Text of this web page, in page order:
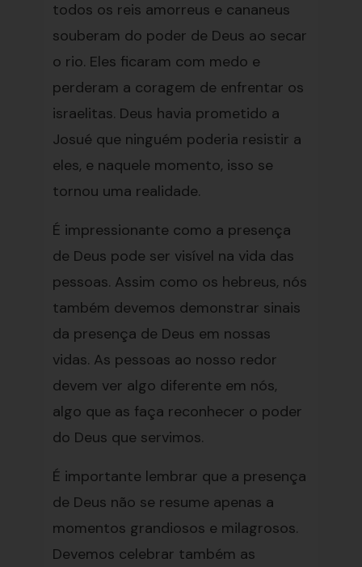
todos os reis amorreus e cananeus
souberam do poder de Deus ao secar
o rio. Eles ficaram com medo e
perderam a coragem de enfrentar os
israelitas. Deus havia prometido a
Josué que ninguém poderia resistir a
eles, e naquele momento, isso se
tornou uma realidade.
É impressionante como a presença
de Deus pode ser visível na vida das
pessoas. Assim como os hebreus, nós
também devemos demonstrar sinais
da presença de Deus em nossas
vidas. As pessoas ao nosso redor
devem ver algo diferente em nós,
algo que as faça reconhecer o poder
do Deus que servimos.
É importante lembrar que a presença
de Deus não se resume apenas a
momentos grandiosos e milagrosos.
Devemos celebrar também as